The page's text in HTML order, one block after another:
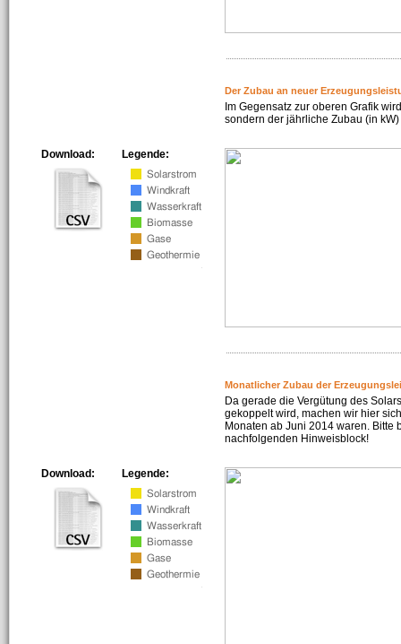
Der Zubau an neuer
Im Gegensatz zur oberen Grafik
sondern der jährliche Zubau (in
Legende:
Download:
Monatlicher Zubau der
Da gerade die Vergütung des
gekoppelt wird, machen wir hier
Monaten ab Juni 2014 waren. Bitte
nachfolgenden Hinweisblock!
Legende:
Download: